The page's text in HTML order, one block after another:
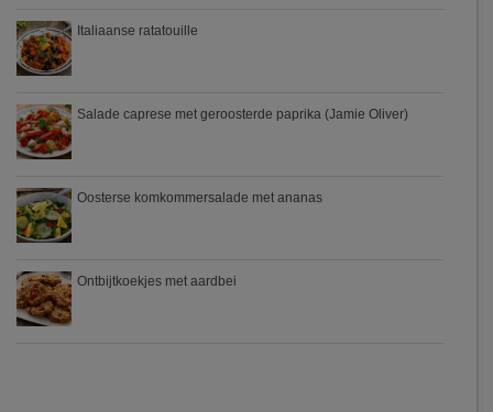
Italiaanse ratatouille
Salade caprese met geroosterde paprika (Jamie Oliver)
Oosterse komkommersalade met ananas
Ontbijtkoekjes met aardbei